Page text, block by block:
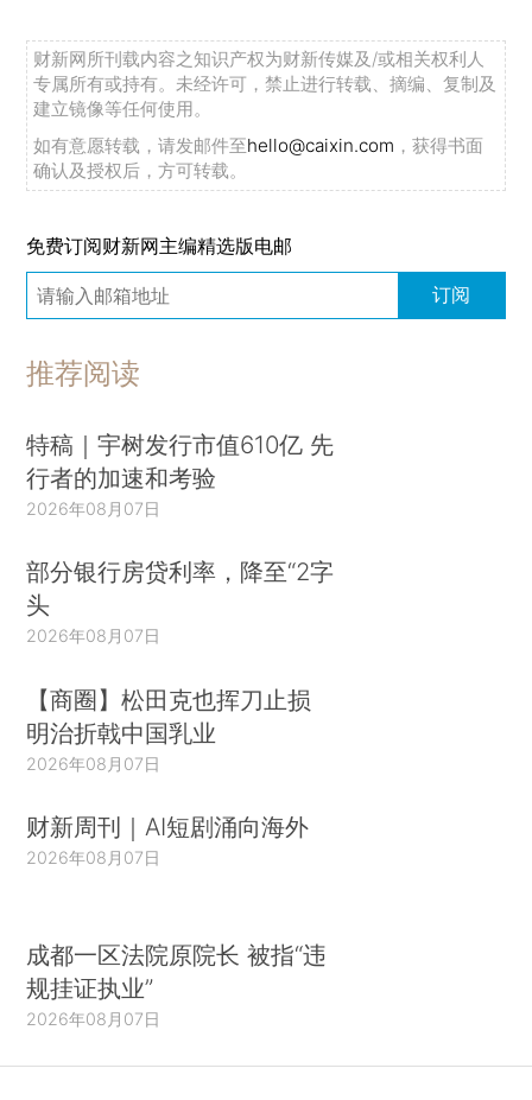
财新网所刊载内容之知识产权为财新传媒及/或相关权利人
专属所有或持有。未经许可，禁止进行转载、摘编、复制及
建立镜像等任何使用。
如有意愿转载，请发邮件至hello@caixin.com ，获得书面
确认及授权后，方可转载。
免费订阅财新网主编精选版电邮
订阅
推荐阅读
特稿｜宇树发行市值610亿 先
行者的加速和考验
2026年08月07日
部分银行房贷利率，降至“2字
头
2026年08月07日
【商圈】松田克也挥刀止损
明治折戟中国乳业
2026年08月07日
财新周刊｜AI短剧涌向海外
2026年08月07日
成都一区法院原院长 被指“违
规挂证执业”
2026年08月07日